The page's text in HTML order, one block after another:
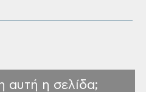
αυτή η σελίδα;